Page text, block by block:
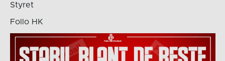
Styret
Follo HK